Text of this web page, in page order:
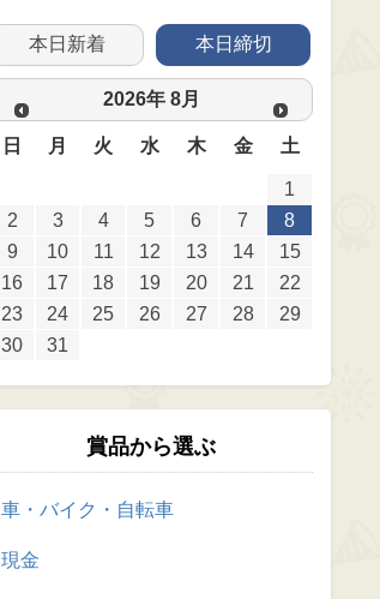
本日新着 本日締切
2026年 8月
日 月 火 水 木 金 土
1
2
3 4 5 6 7
8
9
10 11 12 13 14
15
16
17 18 19 20 21
22
23
24 25 26 27 28
29
30
31
賞品から選ぶ
車・バイク・自転車
現金